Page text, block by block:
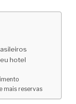
hotel
mais reservas